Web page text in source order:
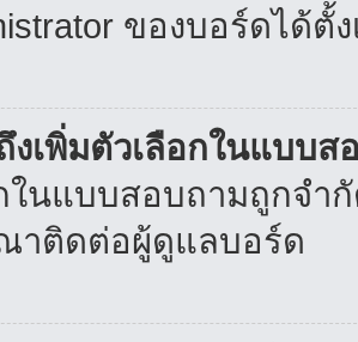
ของบอร์ดได้ตั้ง
เพิ่มตัวเลือกในแบบส
นแบบสอบถามถูกจำ
าติดต่อผู้ดูแลบอร์ด